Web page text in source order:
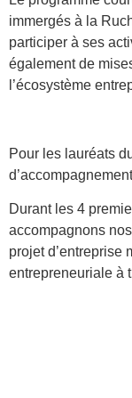
immergés à la
participer à ses
également de
l’écosystème
Pour les lauréats
Durant les 4
accompagnons
projet d’entreprise
entrepreneuriale à